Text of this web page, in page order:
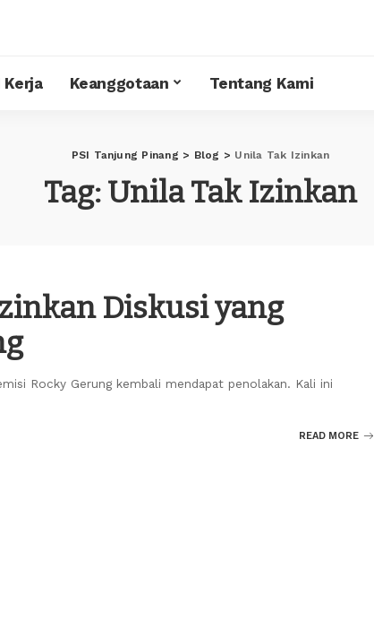
Kerja Keanggotaan Tentang Kami
PSI Tanjung Pinang > Blog > Unila Tak Izinkan
Tag:Unila Tak Izinkan
Diskusi yang
Rocky Gerung kembali mendapat penolakan. Kali ini
READ MORE